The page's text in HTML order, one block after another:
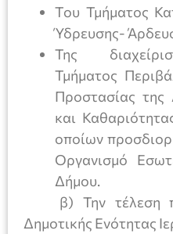
Του Τμήματος
Ύδρευσης-
Της
Τμήματος
Προστασίας της
και
οποίων
Οργανισμό
Δήμου.
β) Την τέλεση
Δημοτικής Ενότητας